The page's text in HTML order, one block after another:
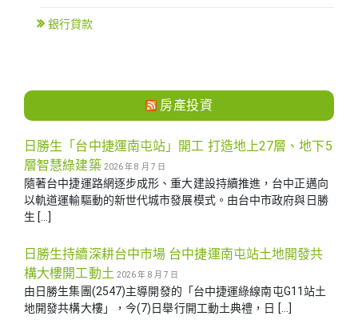
銀行貸款
房產投資
日勝生「台中捷運南屯站」開工 打造地上27層、地下5
層智慧綠建築 2026 年 8 月 7 日
隨著台中捷運路網逐步成形、重大建設持續推進，台中正邁向
以軌道運輸驅動的新世代城市發展模式。由台中市政府與日勝
生 […]
日勝生持續深耕台中市場 台中捷運南屯站土地開發共
構大樓開工動土 2026 年 8 月 7 日
由日勝生集團(2547)主導開發的「台中捷運綠線南屯G11站土
地開發共構大樓」，今(7)日舉行開工動土典禮，日 […]